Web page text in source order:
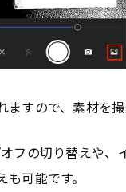
すので、素材を撮
フの切り替えや、
可能です。